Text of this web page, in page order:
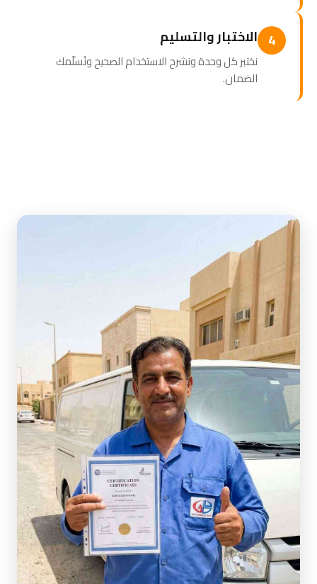
4 الاختبار والتسليم
نختبر كل وحدة ونشرح الاستخدام الصحيح ونُسلّمك
الضمان.